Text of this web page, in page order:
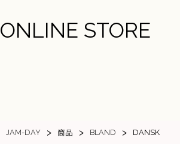
ONLINE STORE
JAM-DAY > 商品 > BLAND > DANSK